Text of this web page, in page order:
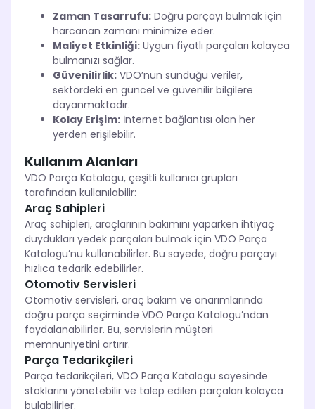
Zaman Tasarrufu: Doğru parçayı bulmak için
harcanan zamanı minimize eder.
Maliyet Etkinliği: Uygun fiyatlı parçaları kolayca
bulmanızı sağlar.
Güvenilirlik: VDO’nun sunduğu veriler,
sektördeki en güncel ve güvenilir bilgilere
dayanmaktadır.
Kolay Erişim: İnternet bağlantısı olan her
yerden erişilebilir.
Kullanım Alanları
VDO Parça Katalogu, çeşitli kullanıcı grupları
tarafından kullanılabilir:
Araç Sahipleri
Araç sahipleri, araçlarının bakımını yaparken ihtiyaç
duydukları yedek parçaları bulmak için VDO Parça
Katalogu’nu kullanabilirler. Bu sayede, doğru parçayı
hızlıca tedarik edebilirler.
Otomotiv Servisleri
Otomotiv servisleri, araç bakım ve onarımlarında
doğru parça seçiminde VDO Parça Katalogu’ndan
faydalanabilirler. Bu, servislerin müşteri
memnuniyetini artırır.
Parça Tedarikçileri
Parça tedarikçileri, VDO Parça Katalogu sayesinde
stoklarını yönetebilir ve talep edilen parçaları kolayca
bulabilirler.